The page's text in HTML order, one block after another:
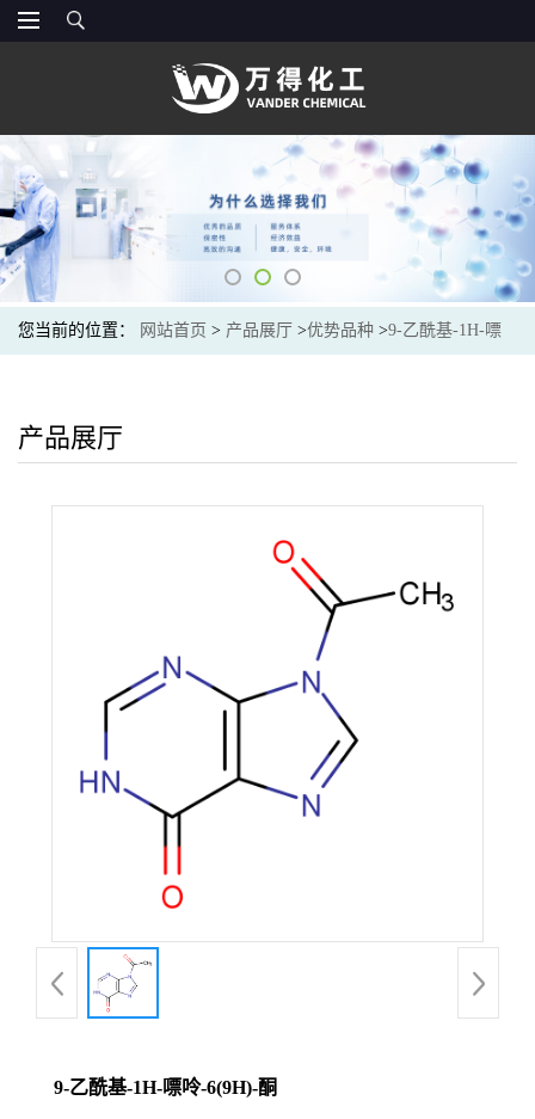
您当前的位置： 网站首页 > 产品展厅 >优势品种 >9-乙酰基-1H-嘌
产品展厅
9-乙酰基-1H-嘌呤-6(9H)-酮